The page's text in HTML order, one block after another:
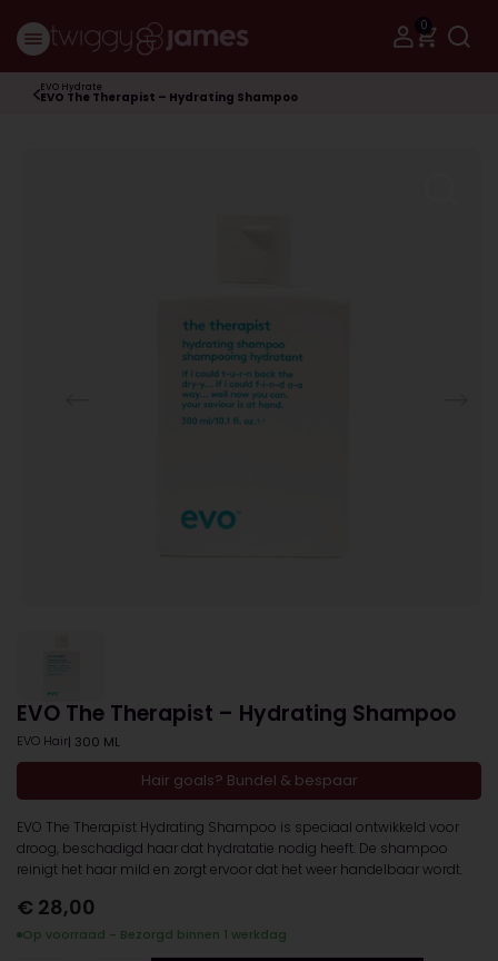
0
EVO Hydrate
EVO The Therapist – Hydrating Shampoo
EVO The Therapist – Hydrating Shampoo
EVO Hair| 300 ML
Hair goals? Bundel & bespaar
EVO The Therapist Hydrating Shampoo is speciaal ontwikkeld voor
droog, beschadigd haar dat hydratatie nodig heeft. De shampoo
reinigt het haar mild en zorgt ervoor dat het weer handelbaar wordt.
€ 28,00
Op voorraad - Bezorgd binnen 1 werkdag